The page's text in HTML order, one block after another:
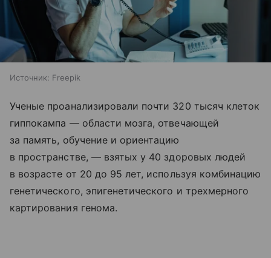
Источник: Freepik
Ученые проанализировали почти 320 тысяч клеток
гиппокампа — области мозга, отвечающей
за память, обучение и ориентацию
в пространстве, — взятых у 40 здоровых людей
в возрасте от 20 до 95 лет, используя комбинацию
генетического, эпигенетического и трехмерного
картирования генома.